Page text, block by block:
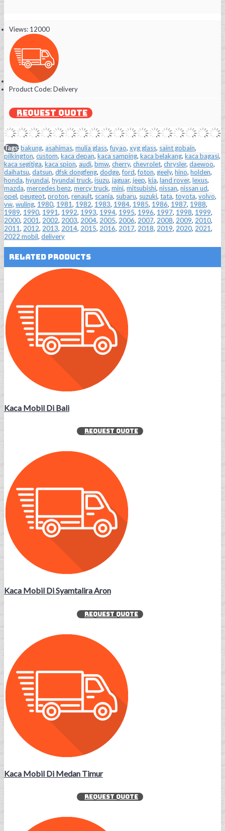
Views: 12000
Product Code:Delivery
REQUEST QUOTE
Tags:bakung, asahimas, mulia glass,fuyao, xyg glass, saint gobain,
pilkington, custom, kaca depan, kaca samping, kaca belakang, kaca bagasi,
kaca segitiga, kaca spion, audi, bmw, cherry, chevrolet, chrysler, daewoo,
daihatsu, datsun, dfsk dongfeng, dodge,ford,foton, geely, hino, holden,
honda, hyundai, hyundai truck, isuzu, jaguar, jeep, kia, land rover, lexus,
mazda, mercedes benz, mercy truck, mini, mitsubishi, nissan, nissan ud,
opel, peugeot, proton, renault, scania, subaru, suzuki, tata, toyota, volvo,
vw, wuling, 1980, 1981, 1982, 1983, 1984, 1985, 1986, 1987, 1988,
1989, 1990, 1991, 1992, 1993, 1994, 1995, 1996, 1997, 1998, 1999,
2000, 2001, 2002, 2003, 2004, 2005, 2006, 2007, 2008, 2009, 2010,
2011, 2012, 2013, 2014, 2015, 2016, 2017, 2018, 2019, 2020, 2021,
2022 mobil, delivery
Related Products
Kaca Mobil Di Bali
REQUEST QUOTE
Kaca Mobil Di Syamtalira Aron
REQUEST QUOTE
Kaca Mobil Di Medan Timur
REQUEST QUOTE